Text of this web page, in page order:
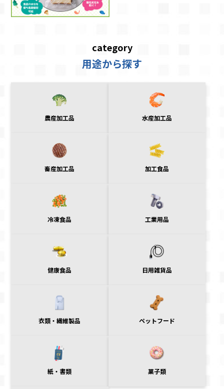
category
用途から探す
農産加工品 水産加工品
畜産加工品 加工食品
冷凍食品 工業用品
健康食品 日用雑貨品
衣類・繊維製品 ペットフード
紙・書類 菓子類